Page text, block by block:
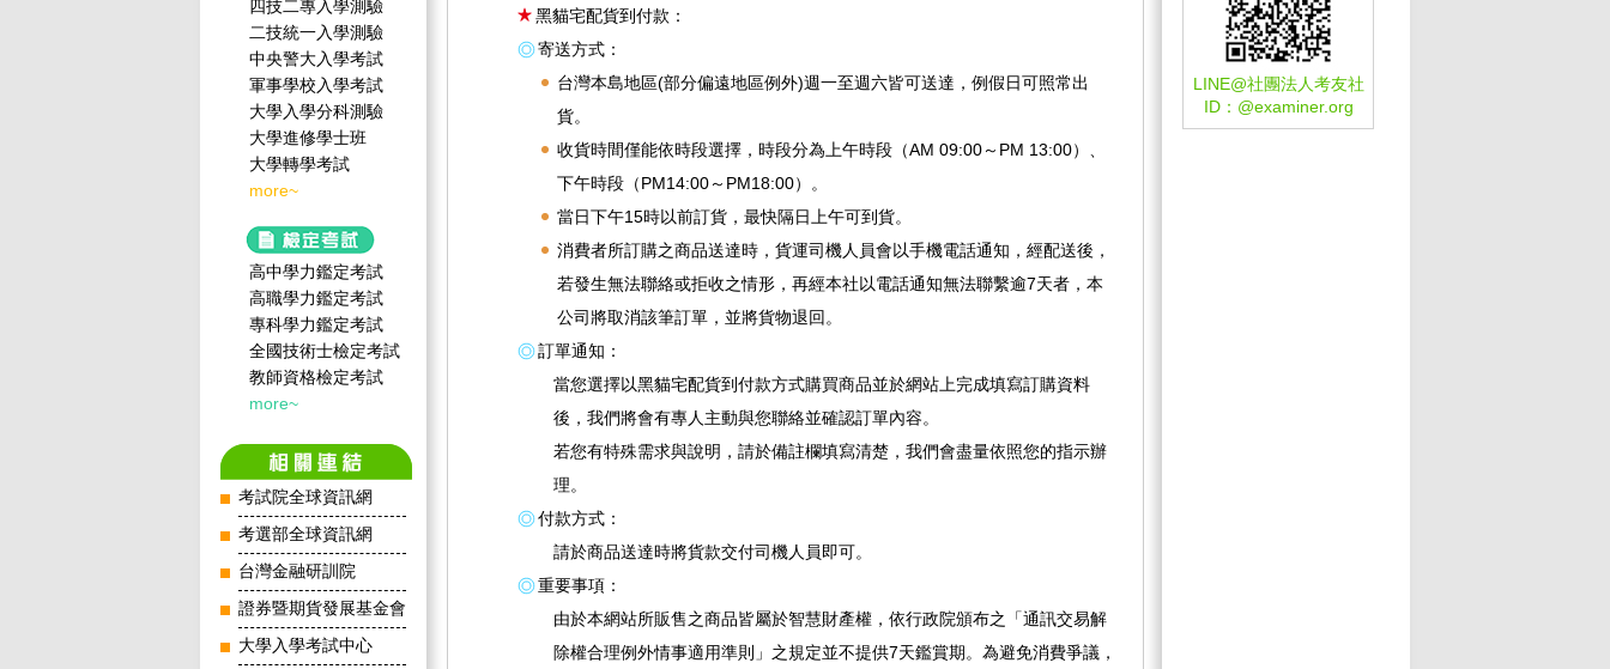
四技二專入學測驗
二技統一入學測驗
中央警大入學考試
軍事學校入學考試
大學入學分科測驗
大學進修學士班
大學轉學考試
more~
高中學力鑑定考試
高職學力鑑定考試
專科學力鑑定考試
全國技術士檢定考試
教師資格檢定考試
more~
考試院全球資訊網
考選部全球資訊網
台灣金融研訓院
證券暨期貨發展基金會
大學入學考試中心
黑貓宅配貨到付款：
寄送方式：
台灣本島地區(部分偏遠地區例外)週一至週六皆可送達，例假日可照常出
貨。
收貨時間僅能依時段選擇，時段分為上午時段（AM 09:00～PM 13:00）、
下午時段（PM14:00～PM18:00）。
當日下午15時以前訂貨，最快隔日上午可到貨。
消費者所訂購之商品送達時，貨運司機人員會以手機電話通知，經配送後，
若發生無法聯絡或拒收之情形，再經本社以電話通知無法聯繫逾7天者，本
公司將取消該筆訂單，並將貨物退回。
訂單通知：
當您選擇以黑貓宅配貨到付款方式購買商品並於網站上完成填寫訂購資料
後，我們將會有專人主動與您聯絡並確認訂單內容。
若您有特殊需求與說明，請於備註欄填寫清楚，我們會盡量依照您的指示辦
理。
付款方式：
請於商品送達時將貨款交付司機人員即可。
重要事項：
由於本網站所販售之商品皆屬於智慧財產權，依行政院頒布之「通訊交易解
除權合理例外情事適用準則」之規定並不提供7天鑑賞期。為避免消費爭議，
LINE@社團法人考友社
ID： @examiner.org